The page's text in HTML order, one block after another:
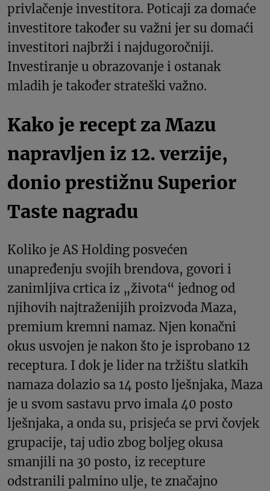
privlačenje investitora. Poticaji za domaće
investitore također su važni jer su domaći
investitori najbrži i najdugoročniji.
Investiranje u obrazovanje i ostanak
mladih je također strateški važno.
Kako je recept za Mazu
napravljen iz 12. verzije,
donio prestižnu Superior
Taste nagradu
Koliko je AS Holding posvećen
unapređenju svojih brendova, govori i
zanimljiva crtica iz „života“ jednog od
njihovih najtraženijih proizvoda Maza,
premium kremni namaz. Njen konačni
okus usvojen je nakon što je isprobano 12
receptura. I dok je lider na tržištu slatkih
namaza dolazio sa 14 posto lješnjaka, Maza
je u svom sastavu prvo imala 40 posto
lješnjaka, a onda su, prisjeća se prvi čovjek
grupacije, taj udio zbog boljeg okusa
smanjili na 30 posto, iz recepture
odstranili palmino ulje, te značajno